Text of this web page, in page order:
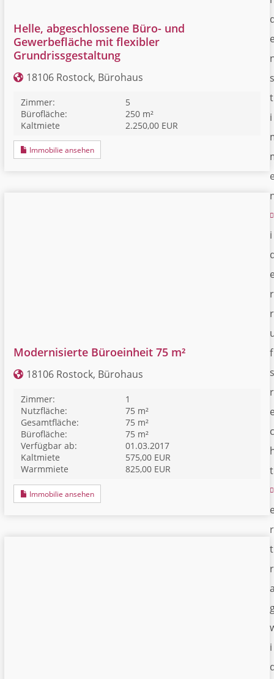
Helle, abgeschlossene Büro- und
Gewerbefläche mit flexibler
Grundrissgestaltung
18106 Rostock, Bürohaus
Zimmer:
5
Bürofläche:
250 m²
Kaltmiete
2.250,00 EUR
Immobilie ansehen
Modernisierte Büroeinheit 75 m²
18106 Rostock, Bürohaus
Zimmer:
1
Nutzfläche:
75 m²
Gesamtfläche:
75 m²
Bürofläche:
75 m²
Verfügbar ab:
01.03.2017
Kaltmiete
575,00 EUR
Warmmiete
825,00 EUR
Immobilie ansehen
s
t
i
i
r
r
f
s
r
c
t
r
t
r
i